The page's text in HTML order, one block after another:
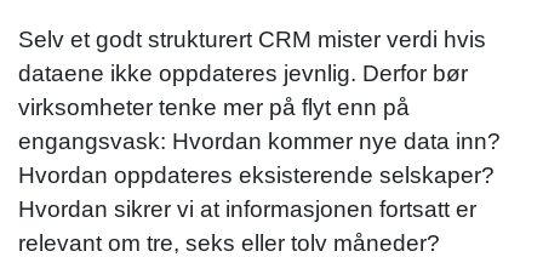
Selv et godt strukturert CRM mister verdi hvis
dataene ikke oppdateres jevnlig. Derfor bør
virksomheter tenke mer på flyt enn på
engangsvask: Hvordan kommer nye data inn?
Hvordan oppdateres eksisterende selskaper?
Hvordan sikrer vi at informasjonen fortsatt er
relevant om tre, seks eller tolv måneder?